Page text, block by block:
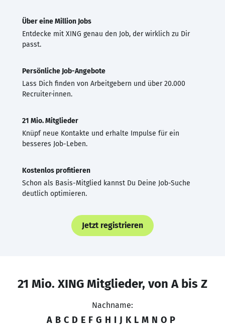
Über eine Million Jobs
Entdecke mit XING genau den Job, der wirklich zu Dir
passt.
Persönliche Job-Angebote
Lass Dich finden von Arbeitgebern und über 20.000
Recruiter·innen.
21 Mio. Mitglieder
Knüpf neue Kontakte und erhalte Impulse für ein
besseres Job-Leben.
Kostenlos profitieren
Schon als Basis-Mitglied kannst Du Deine Job-Suche
deutlich optimieren.
Jetzt registrieren
21 Mio. XING Mitglieder, von A bis Z
Nachname:
A B C D E F G H I J K L M N O P